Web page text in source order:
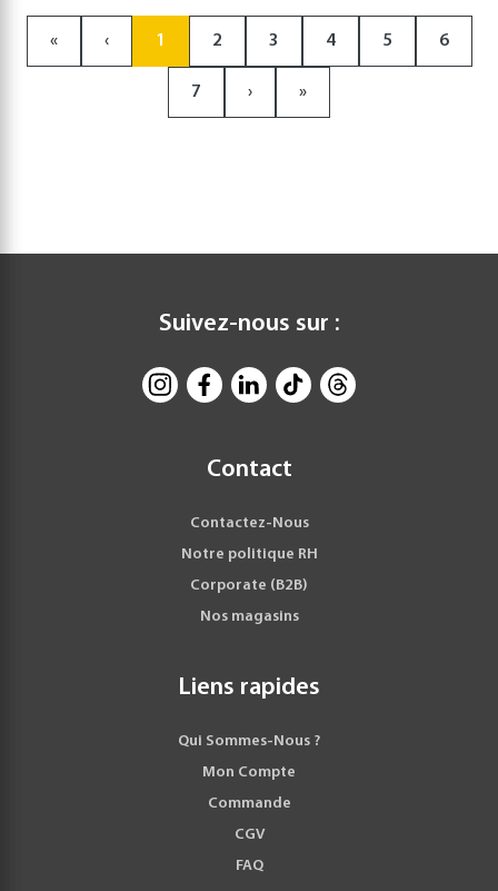
« ‹ 1 2 3 4 5 6
7 › »
Suivez-nous sur :
Contact
Contactez-Nous
Notre politique RH
Corporate (B2B)
Nos magasins
Liens rapides
Qui Sommes-Nous ?
Mon Compte
Commande
CGV
FAQ